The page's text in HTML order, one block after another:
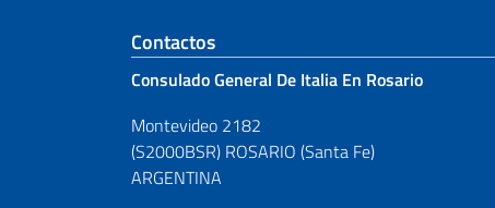
Sezione footer
Contactos
Consulado General De Italia En Rosario
Montevideo 2182
(S2000BSR) ROSARIO (Santa Fe)
ARGENTINA